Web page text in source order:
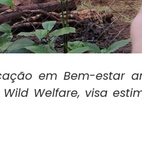
em Bem-estar
Welfare, visa